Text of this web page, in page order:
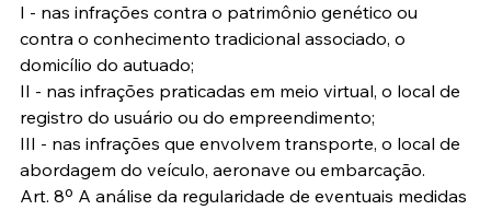
I - nas infrações contra o patrimônio genético ou
contra o conhecimento tradicional associado, o
domicílio do autuado;
II - nas infrações praticadas em meio virtual, o local de
registro do usuário ou do empreendimento;
III - nas infrações que envolvem transporte, o local de
abordagem do veículo, aeronave ou embarcação.
Art. 8º A análise da regularidade de eventuais medidas